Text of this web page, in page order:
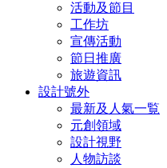
活動及節目
工作坊
宣傳活動
節日推廣
旅遊資訊
設計號外
最新及人氣一覧
元創領域
設計視野
人物訪談